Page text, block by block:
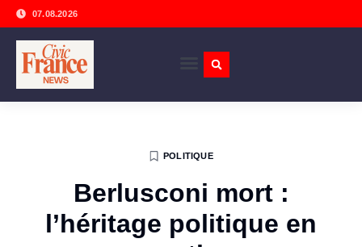
07.08.2026
POLITIQUE
Berlusconi mort :
l’héritage politique en